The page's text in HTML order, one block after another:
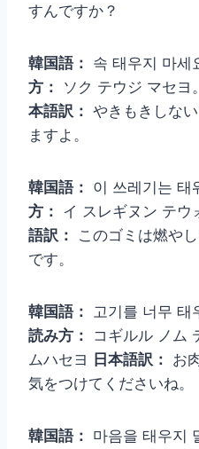
すんですか？
韓国語： 속 태우지 마세
方：
ソク テウジ マセヨ
本語訳： やきもきしな
ますよ。
韓国語： 이 쓰레기는 태
方： イ スレギヌン テウ
語訳：
このゴミは燃や
です。
韓国語：
고기를 너무 태
読み方：
コギルル ノム
ムハセヨ 日本語訳： お
気をつけてくださいね。
韓国語： 마음을 태우지